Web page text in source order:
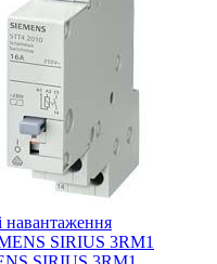
навантаження